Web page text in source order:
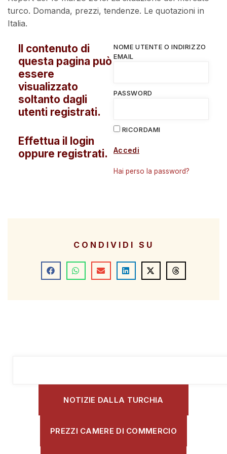
turco. Domanda, prezzi, tendenze. Le quotazioni in
Italia.
Il contenuto di
questa pagina può
essere
visualizzato
soltanto dagli
utenti registrati.
Effettua il login
oppure registrati.
NOME UTENTE O INDIRIZZO
EMAIL
PASSWORD
RICORDAMI
Accedi
Hai perso la password?
CONDIVIDI SU
NOTIZIE DALLA TURCHIA
PREZZI CAMERE DI COMMERCIO